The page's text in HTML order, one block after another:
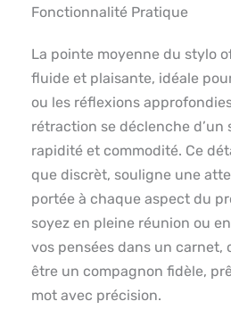
Fonctionnalité Pratique
La pointe moyenne du stylo
fluide et plaisante, idéale
ou les réflexions
rétraction se déclenche d’un
rapidité et commodité. Ce
que discrèt, souligne une
portée à chaque aspect du
soyez en pleine réunion ou
vos pensées dans un carnet,
être un compagnon fidèle,
mot avec précision.